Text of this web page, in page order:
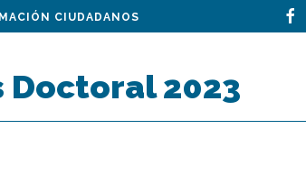
CIUDADANOS
Doctoral 2023